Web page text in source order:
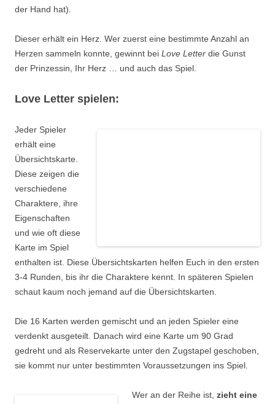
der Hand hat).
Dieser erhält ein Herz. Wer zuerst eine bestimmte Anzahl an
Herzen sammeln konnte, gewinnt bei Love Letter die Gunst
der Prinzessin, Ihr Herz … und auch das Spiel.
Love Letter spielen:
Jeder Spieler
erhält eine
Übersichtskarte.
Diese zeigen die
verschiedene
Charaktere, ihre
Eigenschaften
und wie oft diese
Karte im Spiel
enthalten ist. Diese Übersichtskarten helfen Euch in den ersten
3-4 Runden, bis ihr die Charaktere kennt. In späteren Spielen
schaut kaum noch jemand auf die Übersichtskarten.
Die 16 Karten werden gemischt und an jeden Spieler eine
verdenkt ausgeteilt. Danach wird eine Karte um 90 Grad
gedreht und als Reservekarte unter den Zugstapel geschoben,
sie kommt nur unter bestimmten Voraussetzungen ins Spiel.
Wer an der Reihe ist, zieht eine